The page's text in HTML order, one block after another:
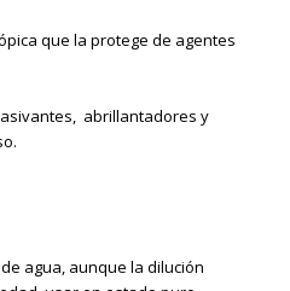
que la protege de agentes
abrillantadores y
agua, aunque la dilución